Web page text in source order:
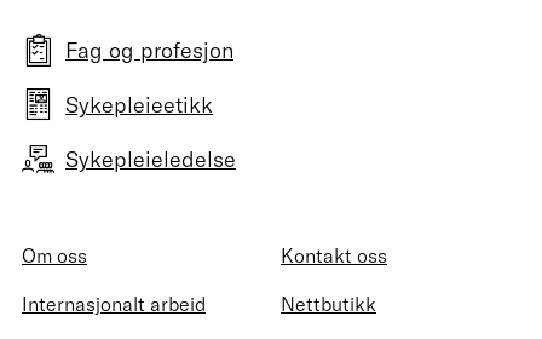
Fag og profesjon
Sykepleieetikk
Sykepleieledelse
Om oss
Kontakt oss
Internasjonalt arbeid
Nettbutikk